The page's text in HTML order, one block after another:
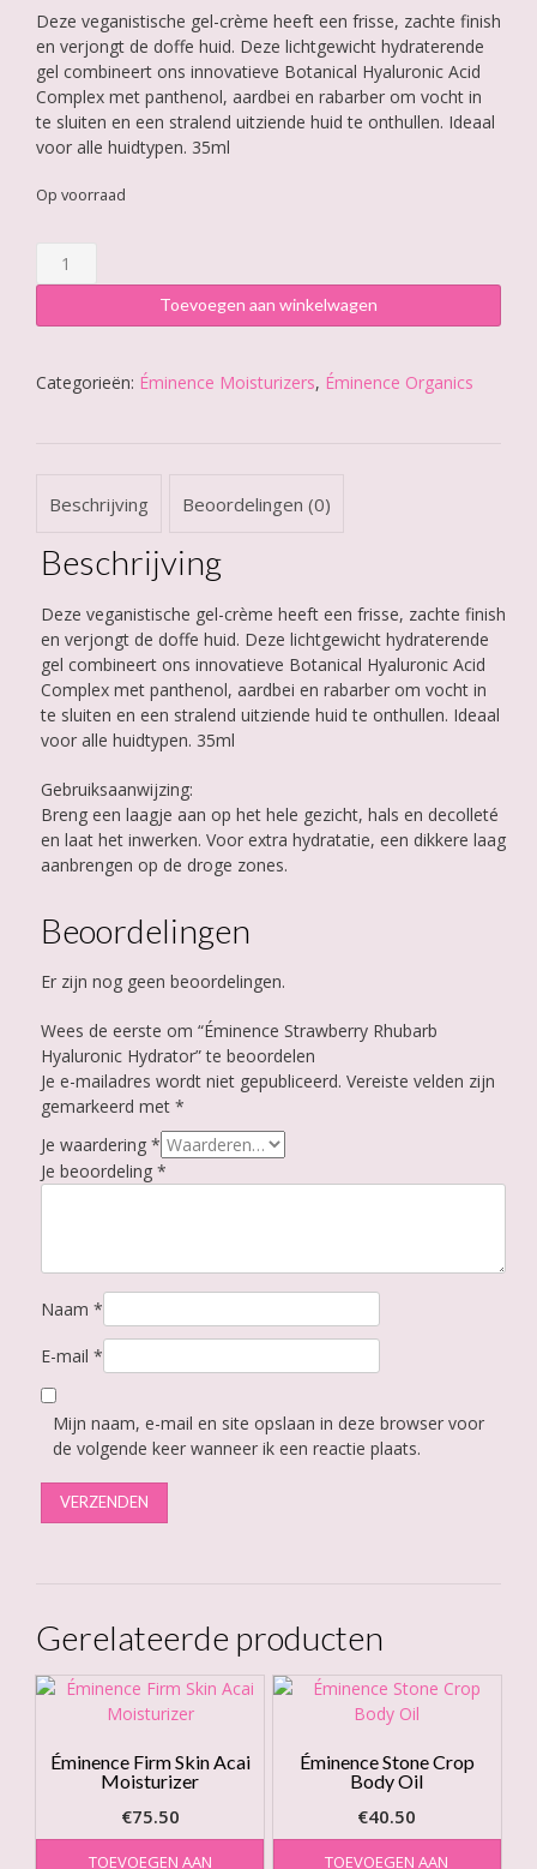
Deze veganistische gel-crème heeft een frisse, zachte finish
en verjongt de doffe huid. Deze lichtgewicht hydraterende
gel combineert ons innovatieve Botanical Hyaluronic Acid
Complex met panthenol, aardbei en rabarber om vocht in
te sluiten en een stralend uitziende huid te onthullen. Ideaal
voor alle huidtypen. 35ml
Op voorraad
Éminence
Strawberry
Hyaluronic
aantal
Toevoegen aan winkelwagen
Categorieën: Éminence Moisturizers, Éminence Organics
Beschrijving Beoordelingen (0)
Beschrijving
Deze veganistische gel-crème heeft een frisse, zachte finish
en verjongt de doffe huid. Deze lichtgewicht hydraterende
gel combineert ons innovatieve Botanical Hyaluronic Acid
Complex met panthenol, aardbei en rabarber om vocht in
te sluiten en een stralend uitziende huid te onthullen. Ideaal
voor alle huidtypen. 35ml
Gebruiksaanwijzing:
Breng een laagje aan op het hele gezicht, hals en decolleté
en laat het inwerken. Voor extra hydratatie, een dikkere laag
aanbrengen op de droge zones.
Beoordelingen
Er zijn nog geen beoordelingen.
Wees de eerste om “Éminence Strawberry Rhubarb
Hyaluronic Hydrator” te beoordelen
Je e-mailadres wordt niet gepubliceerd. Vereiste velden zijn
gemarkeerd met *
Je waardering *
Je beoordeling *
Naam *
E-mail *
Mijn naam, e-mail en site opslaan in deze browser voor
de volgende keer wanneer ik een reactie plaats.
Gerelateerde producten
Éminence Firm Skin Acai
Moisturizer
€75.50
TOEVOEGEN AAN
Éminence Stone Crop
Body Oil
€40.50
TOEVOEGEN AAN